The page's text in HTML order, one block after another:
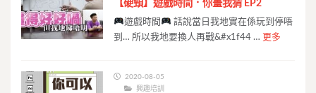
【硬頸】遊戲時間．你畫我猜 EP2
遊戲時間
話說當日我地實在係玩到停唔
到… 所以我地要換人再戰&#x1f44 … 更多
2020-08-05
興趣培訓